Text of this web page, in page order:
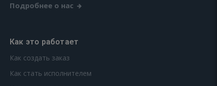
Подробнее о нас
Как это работает
Как создать заказ
Как стать исполнителем